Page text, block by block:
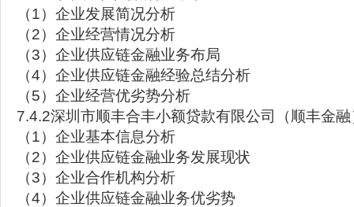
（1）企业发展简况分析
（2）企业经营情况分析
（3）企业供应链金融业务布局
（4）企业供应链金融经验总结分析
（5）企业经营优劣势分析
7.4.2深圳市顺丰合丰小额贷款有限公司（顺丰金融
（1）企业基本信息分析
（2）企业供应链金融业务发展现状
（3）企业合作机构分析
（4）企业供应链金融业务优劣势